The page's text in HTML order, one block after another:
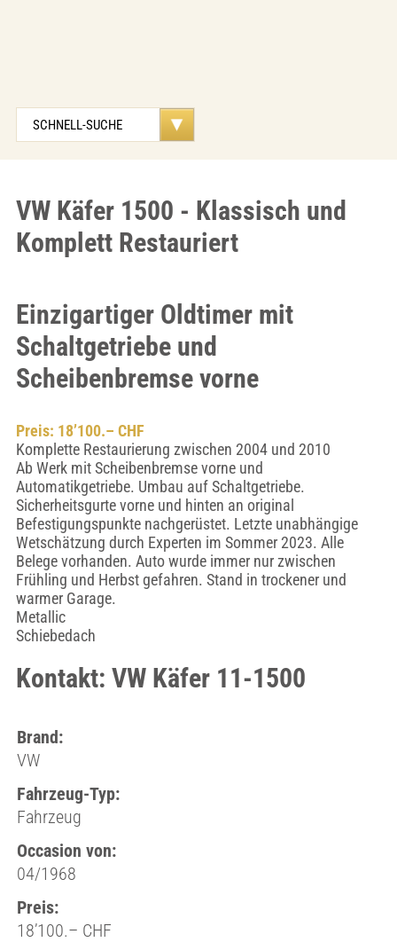
VW Käfer 1500 - Klassisch und
Komplett Restauriert
Einzigartiger Oldtimer mit
Schaltgetriebe und
Scheibenbremse vorne
Preis: 18’100.– CHF
Komplette Restaurierung zwischen 2004 und 2010
Ab Werk mit Scheibenbremse vorne und
Automatikgetriebe. Umbau auf Schaltgetriebe.
Sicherheitsgurte vorne und hinten an original
Befestigungspunkte nachgerüstet. Letzte unabhängige
Wetschätzung durch Experten im Sommer 2023. Alle
Belege vorhanden. Auto wurde immer nur zwischen
Frühling und Herbst gefahren. Stand in trockener und
warmer Garage.
Metallic
Schiebedach
Kontakt: VW Käfer 11-1500
Brand:
VW
Fahrzeug-Typ:
Fahrzeug
Occasion von:
04/1968
Preis:
18’100.– CHF